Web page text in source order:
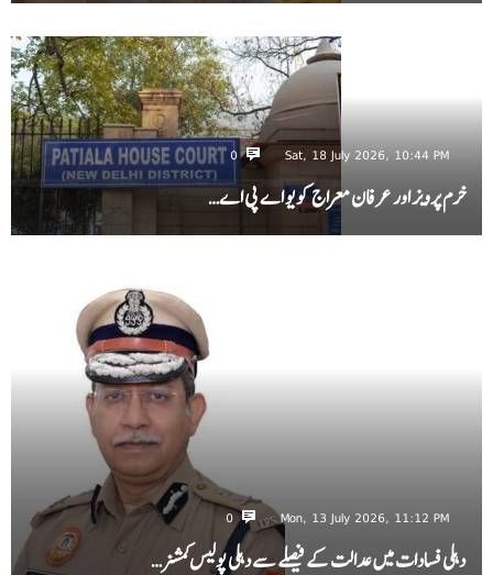
Sat, 18 July 2026, 10:44 PM
0
خرم پرویز اور عرفان معراج کو یو اے پی اے…
Mon, 13 July 2026, 11:12 PM
0
دہلی فسادات میں عدالت کے فیصلے سے دہلی پولیس کمشنر…